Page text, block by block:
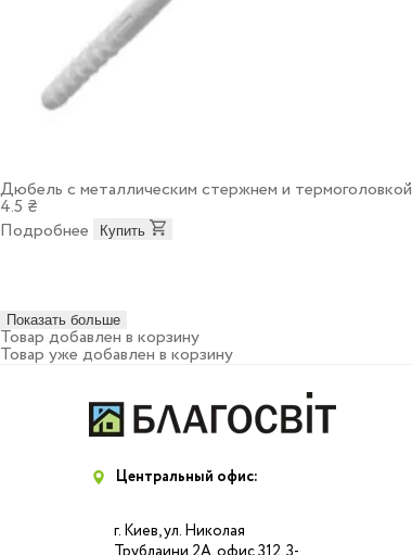
Дюбель с металлическим стержнем и термоголовкой
4.5 ₴
Подробнее
Купить
Показать больше
Товар добавлен в корзину
Товар уже добавлен в корзину
Центральный офис:
г. Киев, ул. Николая